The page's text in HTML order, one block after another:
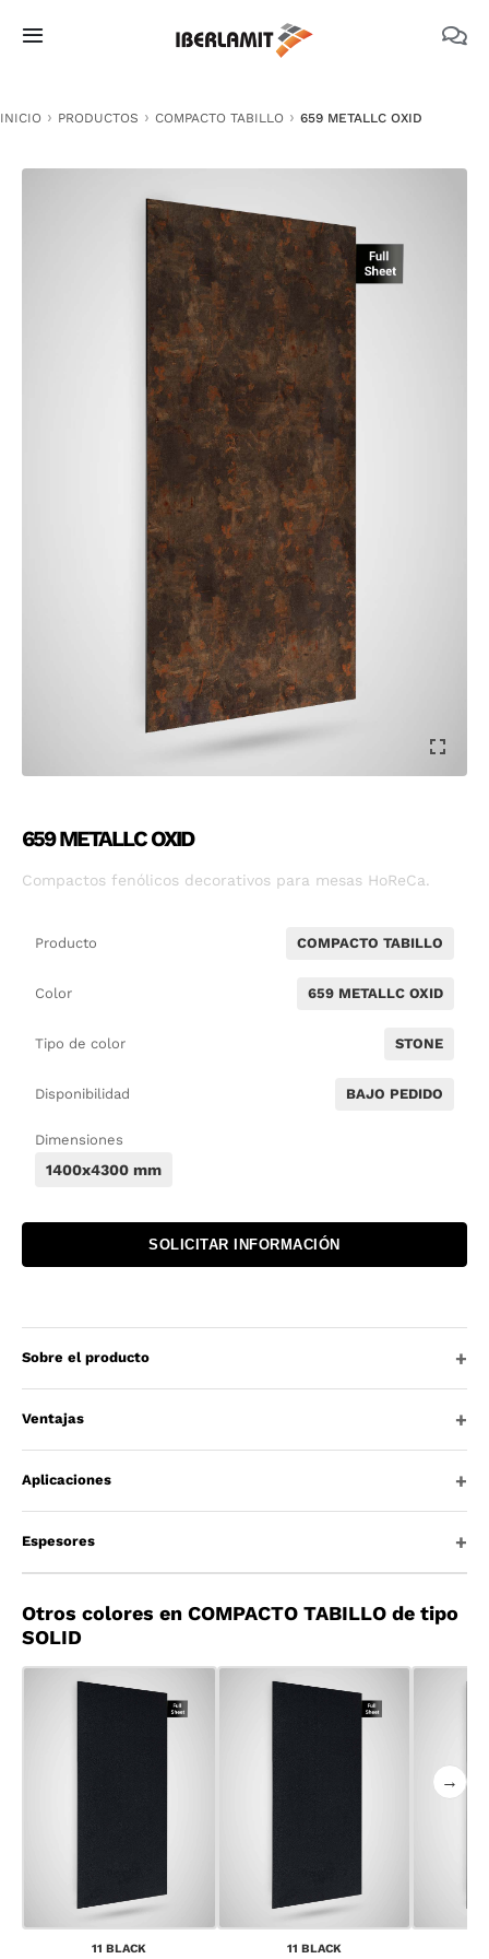
Toggle
NOSOTROS
DOCUMENTACIÓN TÉCNICA
INICIO PRODUCTOS COMPACTO TABILLO 659 METALLC OXID
659 METALLC OXID
Compactos fenólicos decorativos para mesas HoReCa.
Producto COMPACTO TABILLO
Color 659 METALLC OXID
Tipo de color STONE
Disponibilidad BAJO PEDIDO
Dimensiones
1400x4300 mm
SOLICITAR INFORMACIÓN
Sobre el producto
Ventajas
Aplicaciones
Espesores
Otros colores en COMPACTO TABILLO de tipo
SOLID
11 BLACK 11 BLACK
→